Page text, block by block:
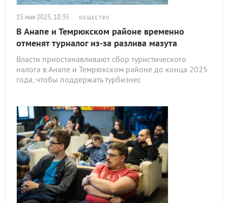
15 мая 2025, 10:35 ОБЩЕСТВО
В Анапе и Темрюкском районе временно
отменят турналог из-за разлива мазута
Власти приостанавливают сбор туристического
налога в Анапе и Темрюкском районе до конца 2025
года, чтобы поддержать турбизнес